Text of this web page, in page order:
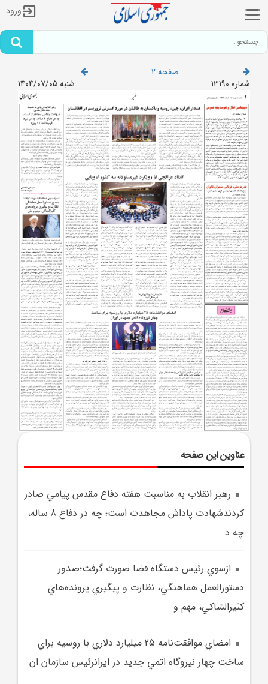
ورود
صفحه 2
شماره 13190
شنبه 1404/07/05
عناوین این صفحه
رهبر انقلاب به مناسبت هفته دفاع مقدس پيامي صادر
کردندشهادت پاداش مجاهدت است؛ چه در دفاع 8 ساله،
چه د
ازسوي رئيس دستگاه قضا صورت گرفت؛صدور
دستورالعمل هماهنگي، نظارت و پيگيري پرونده‌هاي
کثيرالشاکي، مهم و
امضاي موافقت‌نامه 25 ميليارد دلاري با روسيه براي
ساخت چهار نيروگاه‌ اتمي جديد در ايرانرئيس سازمان ان